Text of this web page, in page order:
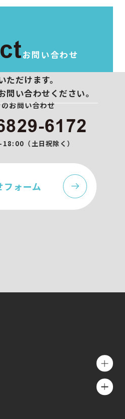
お問い合わせ
だけます。
問い合わせください。
お問い合わせ
6172
（土日祝除く）
フォーム